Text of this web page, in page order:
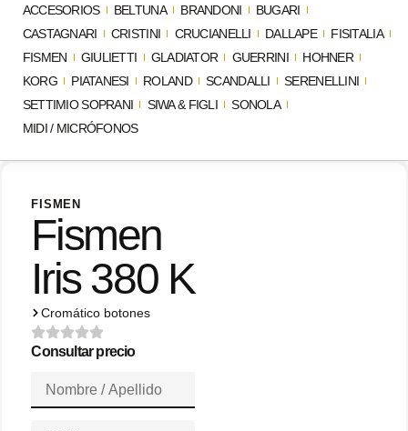
ACCESORIOS BELTUNA BRANDONI
BUGARI
CASTAGNARI
CRISTINI CRUCIANELLI DALLAPE
FISITALIA
FISMEN
GIULIETTI GLADIATOR GUERRINI
HOHNER
KORG
PIATANESI ROLAND SCANDALLI
SERENELLINI
SETTIMIO SOPRANI
SIWA & FIGLI
SONOLA
MIDI / MICRÓFONOS
FISMEN
Fismen
Iris 380 K
Cromático botones
Consultar precio